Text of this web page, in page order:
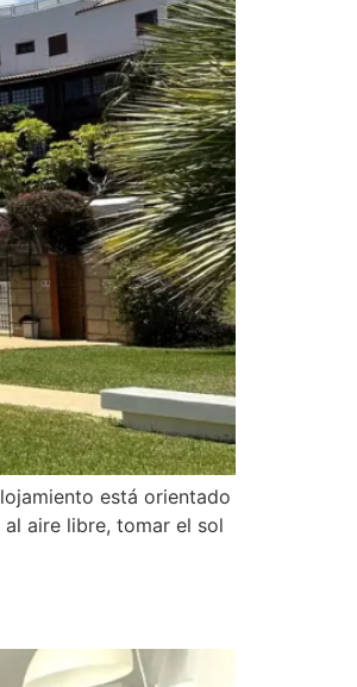
está orientado
aire libre, tomar el sol